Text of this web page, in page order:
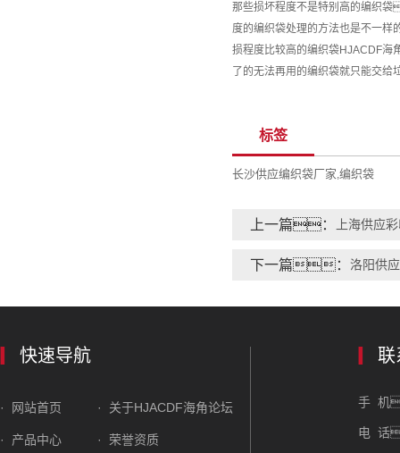
那些损坏程度不是特别高的编
度的编织袋处理的方法也是不一
损程度比较高的编织袋HJACDF
了的无法再用的编织袋就只能
标签
长沙供应编织袋厂家,编织袋
上一篇： 上海供应
下一篇： 洛阳供
快速导航
· 网站首页 · 关于HJACDF海角论坛
· 产品中心 · 荣誉资质
联
手 机
电 话